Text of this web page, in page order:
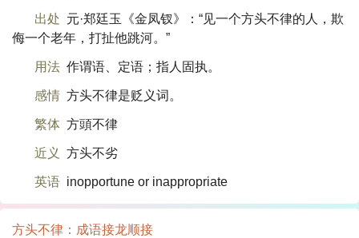
出处 元·郑廷玉《金凤钗》：“见一个方头不律的人，欺
侮一个老年，打扯他跳河。”
用法 作谓语、定语；指人固执。
感情 方头不律是贬义词。
繁体 方頭不律
近义 方头不劣
英语 inopportune or inappropriate
方头不律：成语接龙顺接